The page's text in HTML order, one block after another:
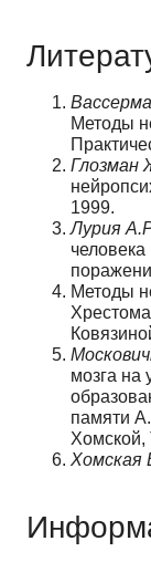
Методы
Глозман
1999.
Лурия
Методы
мозга на
памяти
Хомской,
Хомская